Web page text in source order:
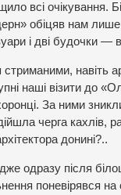
всі очікування.
обіцяв нам
і дві будочки —
стриманими, навіть
наші візити до
За ними
черга кахлів,
донині?..
одразу після
поневірявся